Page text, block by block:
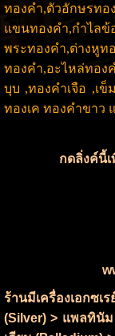
ทองคำ,ตัวอักษรทอ
แขนทองคำ,กำไลข้
พระทองคำ,ต่างหูท
ทองคำ,อะไหล่ทอ
บุบ ,ทองคำเจือ ,เข็
ทองเค ทองคำขาว
กดลิ่งค์นี้เ
ร้านมีเครื่องเอกซเ
(Silver) > แพลทินัม